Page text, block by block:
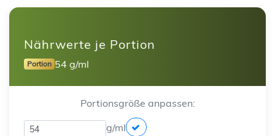
Nährwerte je Portion
Portion 54 g/ml
Portionsgröße anpassen:
g/ml